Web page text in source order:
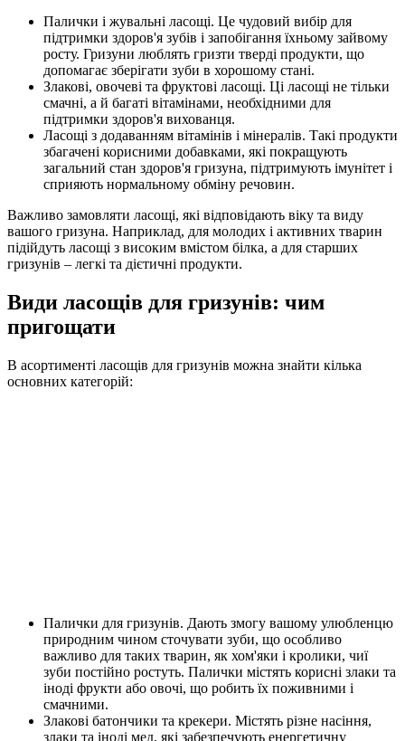
Палички і жувальні ласощі. Це чудовий вибір для
підтримки здоров'я зубів і запобігання їхньому зайвому
росту. Гризуни люблять гризти тверді продукти, що
допомагає зберігати зуби в хорошому стані.
Злакові, овочеві та фруктові ласощі. Ці ласощі не тільки
смачні, а й багаті вітамінами, необхідними для
підтримки здоров'я вихованця.
Ласощі з додаванням вітамінів і мінералів. Такі продукти
збагачені корисними добавками, які покращують
загальний стан здоров'я гризуна, підтримують імунітет і
сприяють нормальному обміну речовин.
Важливо замовляти ласощі, які відповідають віку та виду
вашого гризуна. Наприклад, для молодих і активних тварин
підійдуть ласощі з високим вмістом білка, а для старших
гризунів – легкі та дієтичні продукти.
Види ласощів для гризунів: чим
пригощати
В асортименті ласощів для гризунів можна знайти кілька
основних категорій:
Палички для гризунів. Дають змогу вашому улюбленцю
природним чином сточувати зуби, що особливо
важливо для таких тварин, як хом'яки і кролики, чиї
зуби постійно ростуть. Палички містять корисні злаки та
іноді фрукти або овочі, що робить їх поживними і
смачними.
Злакові батончики та крекери. Містять різне насіння,
злаки та іноді мед, які забезпечують енергетичну